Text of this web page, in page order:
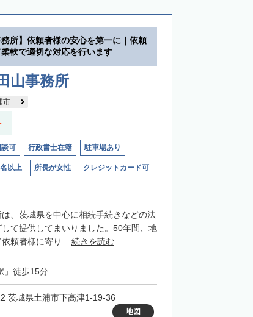
務所】依頼者様の安心を第一に｜依頼
軟で適切な対応を行います
山事務所
市
可 行政書士在籍 駐車場あり
以上 所長が女性 クレジットカード可
、茨城県を中心に相続手続きなどの法
て提供してまいりました。50年間、地
頼者様に寄り... 続きを読む
」徒歩15分
茨城県土浦市下高津1-19-36
地図